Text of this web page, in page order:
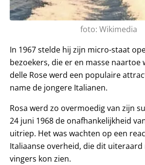
foto: Wikimedia
In 1967 stelde hij zijn micro-staat
bezoekers, die er en masse naartoe
delle Rose werd een populaire
name de jongere Italianen.
Rosa werd zo overmoedig van zijn
24 juni 1968 de onafhankelijkheid
uitriep. Het was wachten op een
Italiaanse overheid, die dit
vingers kon zien.